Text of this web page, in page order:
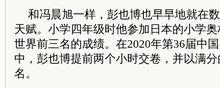
和冯晨旭一样，彭也博也早早地就在
天赋。小学四年级时他参加日本的小学
世界前三名的成绩。在2020年第36届中
中，彭也博提前两个小时交卷，并以满
名。